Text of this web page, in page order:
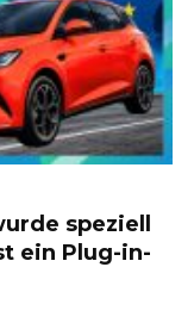
speziell
ein Plug-in-